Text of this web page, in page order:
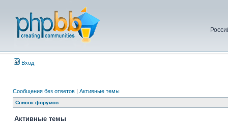
Вход
Сообщения без ответов | Активные темы
Список форумов
Активные темы